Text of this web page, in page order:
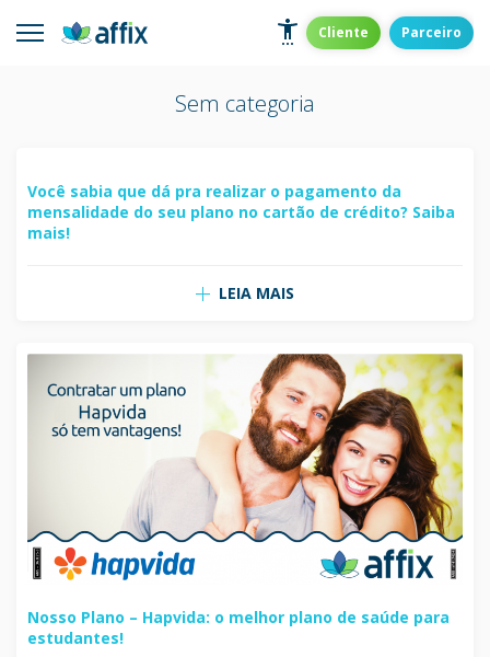
content
Affix
Administradora de Benefícios Cliente Parceiro
Sem categoria
Você sabia que dá pra realizar o pagamento da
mensalidade do seu plano no cartão de crédito? Saiba
mais!
LEIA MAIS
Nosso Plano – Hapvida: o melhor plano de saúde para
estudantes!